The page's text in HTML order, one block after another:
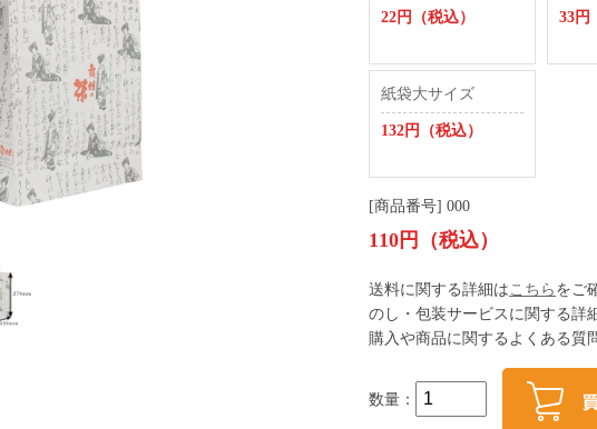
22円（税込） 33円
紙袋大サイズ
132円（税込）
[商品番号] 000
110円（税込）
送料に関する詳細は こちら をご
のし・包装サービスに関する詳
購入や商品に関するよくある質
数量：